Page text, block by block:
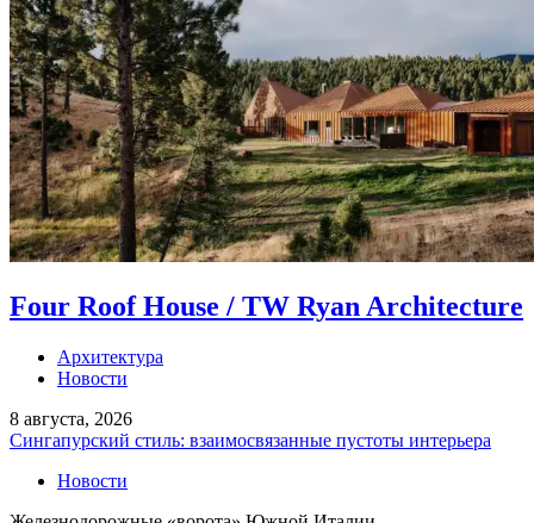
Four Roof House / TW Ryan Architecture
Архитектура
Новости
8 августа, 2026
Сингапурский стиль: взаимосвязанные пустоты интерьера
Новости